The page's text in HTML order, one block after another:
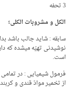
3 تحفه
الکل و مشروبات الکلی؛
است.
فرمول شیمیایی : در
از تخمیر موادّ قندی و